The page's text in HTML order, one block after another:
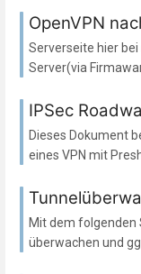
OpenVPN
Serverseite hier bei
Server(via
IPSec
Dieses Dokument
eines VPN mit
Mit dem folgenden
überwachen und